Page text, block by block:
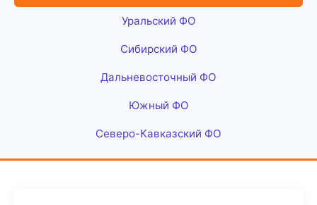
Уральский ФО
Сибирский ФО
Дальневосточный ФО
Южный ФО
Северо-Кавказский ФО